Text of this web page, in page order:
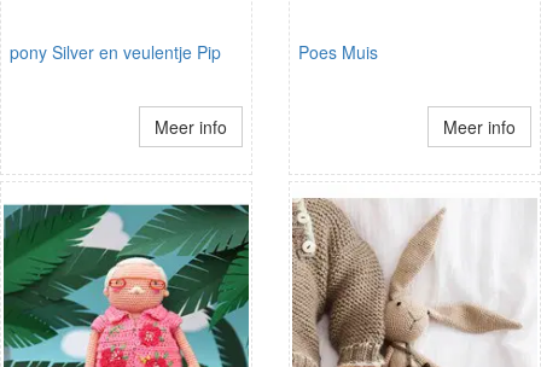
pony Silver en veulentje Pip
Meer info
Poes Muis
Meer info